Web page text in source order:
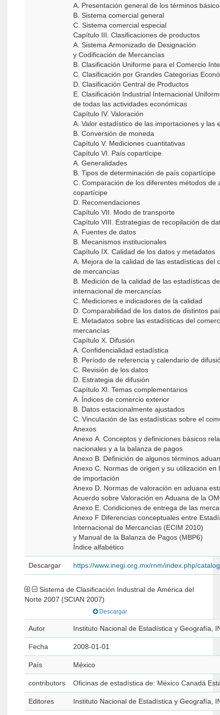
A. Presentación general de los términos
B. Sistema comercial general
C. Sistema comercial especial
Capítulo III. Clasificaciones de productos
A. Sistema Armonizado de Designación
y Codificación de Mercancías
B. Clasificación Uniforme para el Comercio
C. Clasificación por Grandes Categorías
D. Clasificación Central de Productos
E. Clasificación Industrial Internacional
de todas las actividades económicas
Capítulo IV. Valoración
A. Valor estadístico de las importaciones y las
B. Conversión de moneda
Capítulo V. Mediciones cuantitativas
Capítulo VI. País copartícipe
A. Generalidades
B. Tipos de determinación de país copartícipe
C. Comparación de los diferentes métodos de
copartícipe
D. Recomendaciones
Capítulo VII. Modo de transporte
Capítulo VIII. Estrategias de recopilación de
A. Fuentes de datos
B. Mecanismos institucionales
Capítulo IX. Calidad de los datos y metadatos
A. Mejora de la calidad de las estadísticas del
de mercancías
B. Medición de la calidad de las estadísticas
internacional de mercancías
C. Mediciones e indicadores de la calidad
D. Comparabilidad de los datos de distintos
E. Metadatos sobre las estadísticas del
mercancías
Capítulo X. Difusión
A. Confidencialidad estadística
B. Período de referencia y calendario de
C. Revisión de los datos
D. Estrategia de difusión
Capítulo XI. Temas complementarios
A. Índices de comercio exterior
B. Datos estacionalmente ajustados
C. Vinculación de las estadísticas sobre el
Anexos
Anexo A. Conceptos y definiciones básicos
nacionales y a la balanza de pagos
Anexo B. Definición de algunos términos
Anexo C. Normas de origen y su utilización
de importación
Anexo D. Normas de valoración en aduana
Acuerdo sobre Valoración en Aduana de la
Anexo E. Condiciones de entrega de las
Anexo F Diferencias conceptuales entre
Internacional de Mercancías (ECIM 2010)
y Manual de la Balanza de Pagos (MBP6)
Índice alfabético
Descargar https://www.inegi.org.mx/rnm/index.php/
Norte 2007 (SCIAN 2007)
Descargar
Autor Instituto Nacional de Estadística y Geografía,
Fecha 2008-01-01
País México
contributors Oficinas de estadística de: México Canadá
Editores Instituto Nacional de Estadística y Geografía,